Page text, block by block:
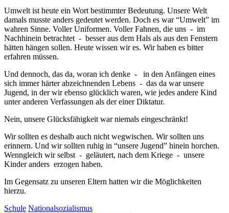
Umwelt ist heute ein Wort bestimmter Bedeutung. Unsere Welt
damals musste anders gedeutet werden. Doch es war “Umwelt” im
wahren Sinne. Voller Uniformen. Voller Fahnen, die uns - im
Nachhinein betrachtet - besser aus dem Hals als aus den Fenstern
hätten hängen sollen. Heute wissen wir es. Wir haben es bitter
erfahren müssen.
Und dennoch, das da, woran ich denke - in den Anfängen eines
sich immer härter abzeichnenden Lebens - das da war unsere
Jugend, in der wir ebenso glücklich waren, wie jedes andere Kind
unter anderen Verfassungen als der einer Diktatur.
Nein, unsere Glücksfähigkeit war niemals eingeschränkt!
Wir sollten es deshalb auch nicht wegwischen. Wir sollten uns
erinnern. Und wir sollten ruhig in “unsere Jugend” hinein horchen.
Wenngleich wir selbst - geläutert, nach dem Kriege - unsere
Kinder anders erzogen haben.
Im Gegensatz zu unseren Eltern hatten wir die Möglichkeiten
hierzu.
Schule Nationalsozialismus